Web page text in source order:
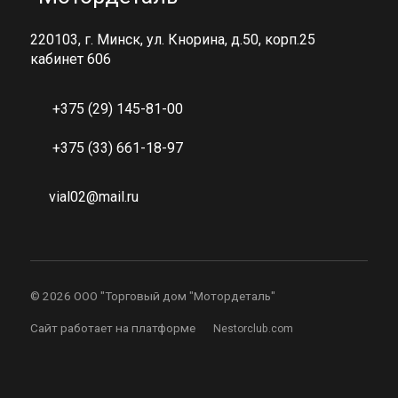
220103, г. Минск, ул. Кнорина, д.50, корп.25
кабинет 606
+375 (29) 145-81-00
+375 (33) 661-18-97
vial02@mail.ru
© 2026 ООО "Торговый дом "Мотордеталь"
Сайт работает на платформе Nestorclub.com